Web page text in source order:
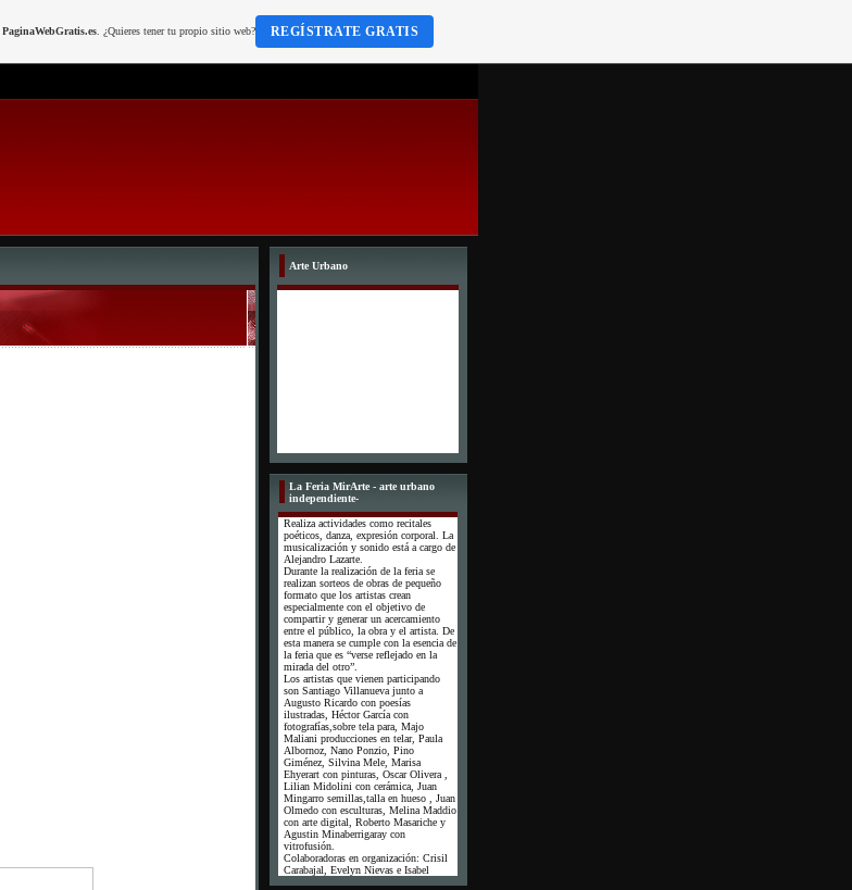
Arte Urbano
La Feria MirArte - arte urbano
independiente-
Realiza actividades como recitales
poéticos, danza, expresión corporal. La
musicalización y sonido está a cargo de
Alejandro Lazarte.
Durante la realización de la feria se
realizan sorteos de obras de pequeño
formato que los artistas crean
especialmente con el objetivo de
compartir y generar un acercamiento
entre el público, la obra y el artista. De
esta manera se cumple con la esencia de
la feria que es “verse reflejado en la
mirada del otro”.
Los artistas que vienen participando
son Santiago Villanueva junto a
Augusto Ricardo con poesías
ilustradas, Héctor García con
fotografías,sobre tela para, Majo
Maliani producciones en telar, Paula
Albornoz, Nano Ponzio, Pino
Giménez, Silvina Mele, Marisa
Ehyerart con pinturas, Oscar Olivera ,
Lilian Midolini con cerámica, Juan
Mingarro semillas,talla en hueso , Juan
Olmedo con esculturas, Melina Maddio
con arte digital, Roberto Masariche y
Agustin Minaberrigaray con
vitrofusión.
Colaboradoras en organización: Crisil
Carabajal, Evelyn Nievas e Isabel
PaginaWebGratis.es. ¿Quieres tener tu propio sitio web? REGÍSTRATE GRATIS